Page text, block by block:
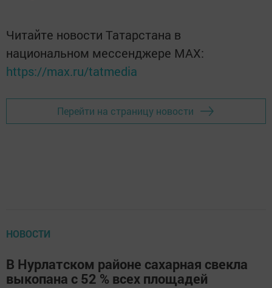
Читайте новости Татарстана в
национальном мессенджере MАХ:
https://max.ru/tatmedia
Перейти на страницу новости
НОВОСТИ
В Нурлатском районе сахарная свекла
выкопана с 52 % всех площадей